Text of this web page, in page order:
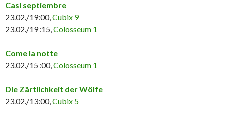
Casi septiembre
23.02./19:00,Cubix 9
23.02./19 :15,Colosseum 1
Come la notte
23.02./15 :00,Colosseum 1
Die Zärtlichkeit der Wölfe
23.02./13:00,Cubix 5